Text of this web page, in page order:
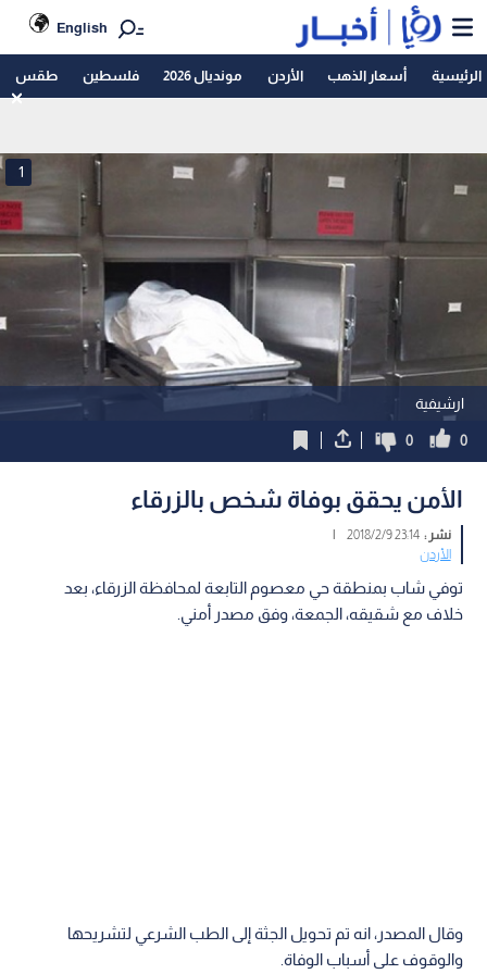
English
الرئيسية أسعار الذهب الأردن مونديال 2026 فلسطين طقس
ارشيفية
1
0
0
الأمن يحقق بوفاة شخص بالزرقاء
نشر :23:14 2018/2/9
|
الأردن
توفي شاب بمنطقة حي معصوم التابعة لمحافظة الزرقاء، بعد
خلاف مع شقيقه، الجمعة، وفق مصدر أمني.
وقال المصدر، انه تم تحويل الجثة إلى الطب الشرعي لتشريحها
والوقوف على أسباب الوفاة.